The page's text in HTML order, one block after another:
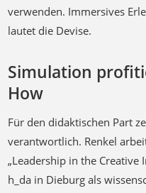
verwenden. Immersives
lautet die Devise.
Simulation
How
Für den didaktischen Part
verantwortlich. Renkel
„Leadership in the Creative
h_da in Dieburg als